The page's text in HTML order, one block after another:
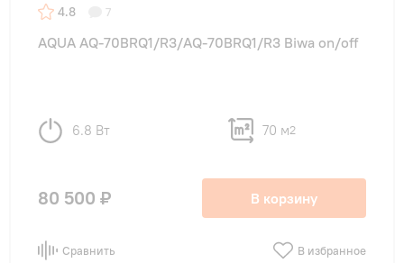
4.8 7
AQUA AQ-70BRQ1/R3/AQ-70BRQ1/R3 Biwa on/off
6.8 Вт 70 м2
80 500 ₽ В корзину
Сравнить В избранное